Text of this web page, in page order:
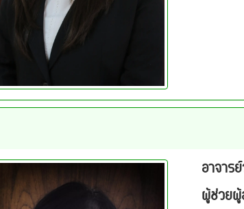
อาจาร
ผู้ช่วยผู้